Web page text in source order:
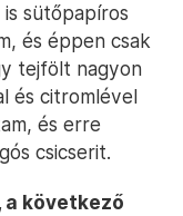
sütőpapíros
és éppen csak
tejfölt nagyon
és citromlével
és erre
csicserit.
a következő